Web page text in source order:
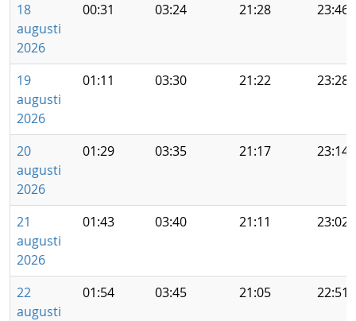
18
augusti
2026
00:31 03:24 21:28 23:46
19
augusti
2026
01:11 03:30 21:22 23:28
20
augusti
2026
01:29 03:35 21:17 23:14
21
augusti
2026
01:43 03:40 21:11 23:02
22
augusti
01:54 03:45 21:05 22:51